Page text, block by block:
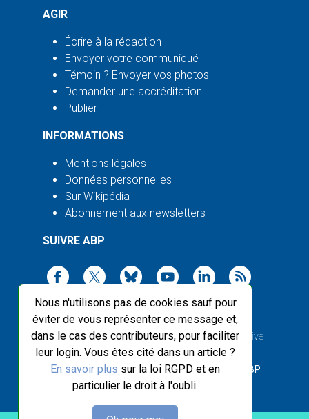
Nous n'utilisons pas de cookies sauf pour
éviter de vous représenter ce message et,
dans le cas des contributeurs, pour faciliter
leur login. Vous êtes cité dans un article ?
En savoir plus sur la loi RGPD et en
particulier le droit à l'oubli.
AGIR
Écrire à la rédaction
Envoyer votre communiqué
Témoin ? Envoyer vos photos
Demander une accréditation
Publier
INFORMATIONS
Mentions légales
Données personnelles
Sur Wikipédia
Abonnement aux newsletters
SUIVRE ABP
2003-2026 ©Agence Bretagne Presse, sauf Creative
Commons
Front-end design :Breizhek Studio , Back-end : ABP